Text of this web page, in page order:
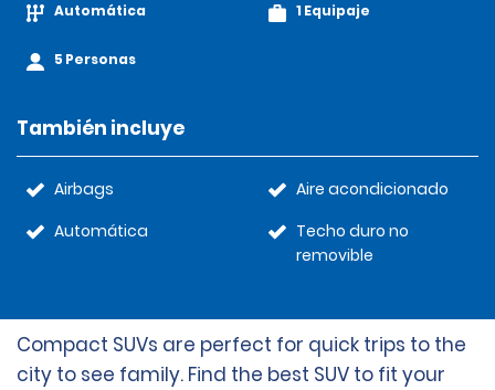
Automática
5 Personas
1 Equipaje
También incluye
Airbags
Automática
Aire acondicionado
Techo duro no
removible
Compact SUVs are perfect for quick trips to the
city to see family. Find the best SUV to fit your